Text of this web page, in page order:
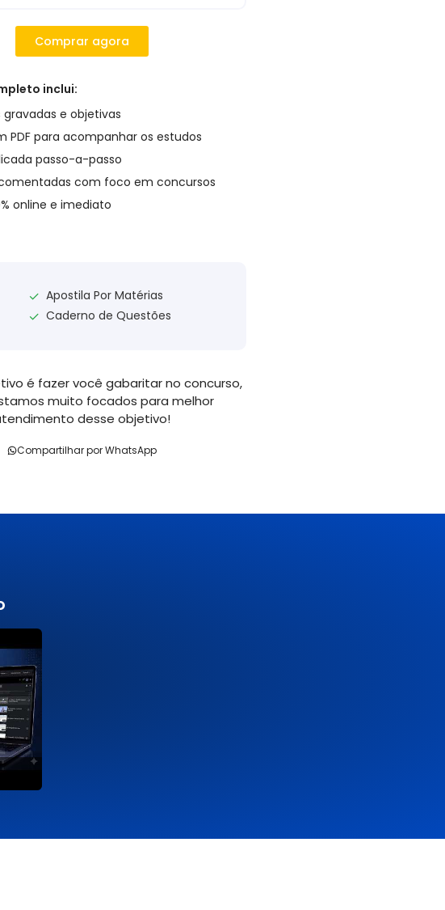
Comprar agora
inclui:
gravadas e objetivas
PDF para acompanhar os estudos
passo-a-passo
com foco em concursos
online e imediato
✓ Apostila Por Matérias
✓ Caderno de Questões
é fazer você gabaritar no concurso,
muito focados para melhor
desse objetivo!
Compartilhar por WhatsApp